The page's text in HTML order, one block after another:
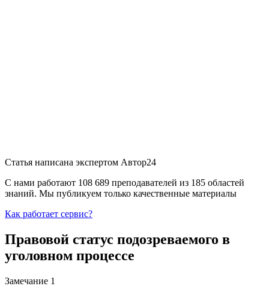
Статья написана экспертом Автор24
С нами работают 108 689 преподавателей из 185 областей
знаний. Мы публикуем только качественные материалы
Как работает сервис?
Правовой статус подозреваемого в
уголовном процессе
Замечание 1